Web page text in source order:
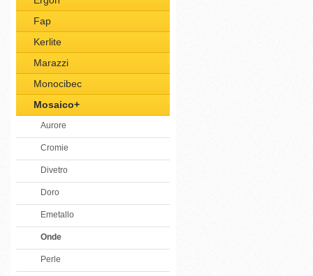
Fap
Kerlite
Marazzi
Monocibec
Mosaico+
Aurore
Cromie
Divetro
Doro
Emetallo
Onde
Perle